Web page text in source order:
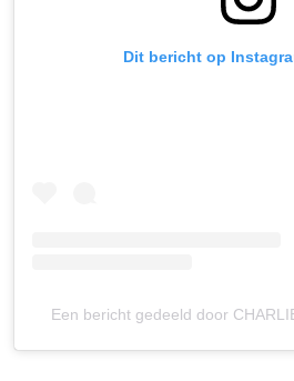
Dit bericht op
Een bericht gedeeld door